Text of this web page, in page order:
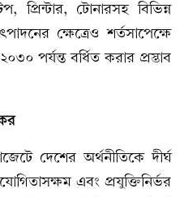
প্রিন্টার, টোনারসহ বিভিন্ন
ক্ষেত্রেও শর্তসাপেক্ষে
পর্যন্ত বর্ধিত করার প্রস্তাব
দেশের অর্থনীতিকে দীর্ঘ
এবং প্রযুক্তিনির্ভর